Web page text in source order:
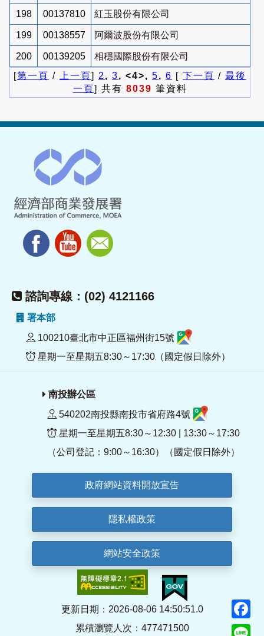
198 00137810 紅玉股份有限公司
199 00138557 阿爾波股份有限公司
200 00139205
相穩國際股份有限公司
[第一頁 / 上一頁] 2 , 3, <4>, 5, 6 [ 下一頁 / 最後
一頁] 共有 8039 筆資料
諮詢專線：(02) 4121166
署本部
100210臺北市中正區福州街15號
星期一至星期五8:30～17:30（國定假日除外）
南投辦公區
540202南投縣南投市省府路4號
星期一至星期五8:30～12:30 | 13:30～17:30
（公司登記：9:00～16:30）（國定假日除外）
政府網站資料開放宣告
隱私權政策
網站安全政策
更新日期：2026-08-06 14:50:51.0
累積瀏覽人次：477471500